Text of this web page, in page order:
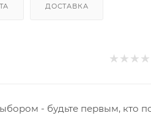
ДОСТАВКА
- будьте первым, кто